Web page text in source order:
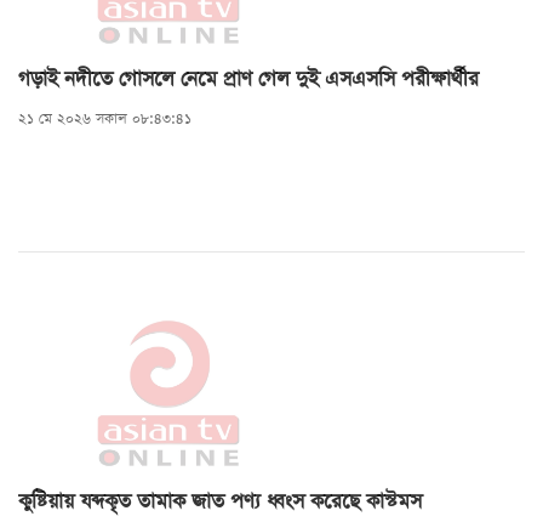
গড়াই নদীতে গোসলে নেমে প্রাণ গেল দুই এসএসসি পরীক্ষার্থীর
২১ মে ২০২৬ সকাল ০৮:৪৩:৪১
কুষ্টিয়ায় যব্দকৃত তামাক জাত পণ্য ধ্বংস করেছে কাস্টমস